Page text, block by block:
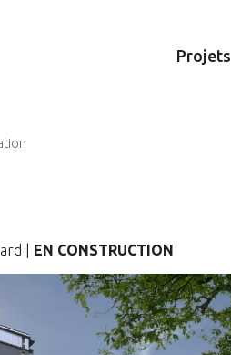
Projets
| EN CONSTRUCTION